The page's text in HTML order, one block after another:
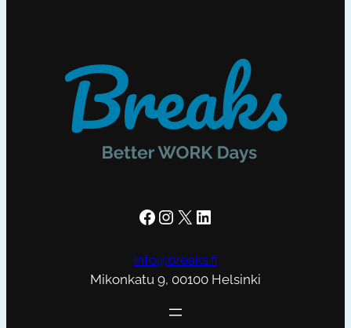
Facebook Instagram X LinkedIn
info@breaks.fi
Mikonkatu 9, 00100 Helsinki